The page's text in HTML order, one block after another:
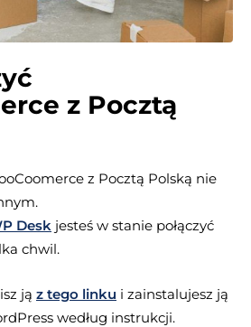
z Pocztą
z Pocztą Polską nie
Desk jesteś w stanie połączyć
chwil.
ją z tego linku i zainstalujesz ją
według instrukcji.